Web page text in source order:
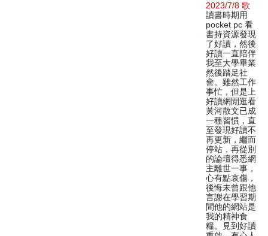
2023/7/8 歌
讀書時期用
pocket pc 看
書持資源發現
了好讀，然後
好讀一直陪伴
我至大學畢業
然後踏足社
會。雖然工作
事忙，但是上
好讀網閒逛看
黃河散文已成
一種習慣，直
至發現好讀不
再更新，繼而
停站，再從別
的論壇得悉網
主離世一事，
心有點哀傷，
後悔未曾跟他
言謝在學習期
間他的網站是
我的精神食
糧。見到好讀